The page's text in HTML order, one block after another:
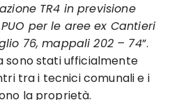
TR4 in previsione
per le aree ex Cantieri
76, mappali 202 – 74”.
sono stati ufficialmente
tra i tecnici comunali e i
la proprietà.